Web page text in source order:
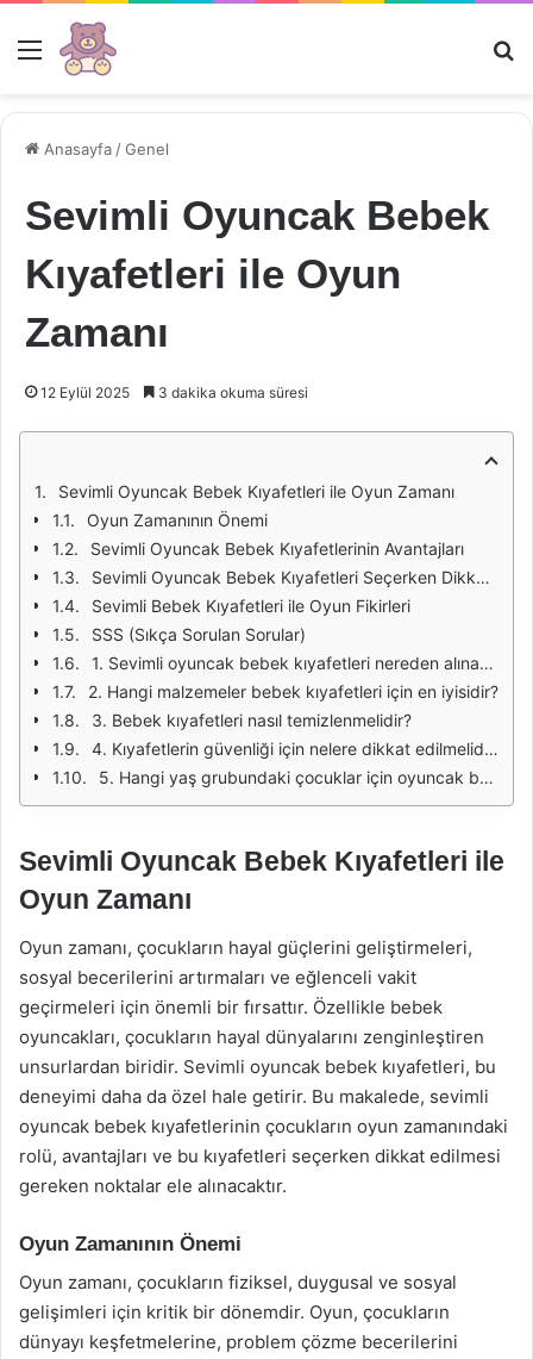
Menü
Anasayfa /Genel
Sevimli Oyuncak Bebek
Kıyafetleri ile Oyun
Zamanı
12 Eylül 2025 3 dakika okuma süresi
Sevimli Oyuncak Bebek Kıyafetleri ile Oyun Zamanı
Oyun Zamanının Önemi
Sevimli Oyuncak Bebek Kıyafetlerinin Avantajları
Sevimli Oyuncak Bebek Kıyafetleri Seçerken Dikkat Edilmesi Gerekenler
Sevimli Bebek Kıyafetleri ile Oyun Fikirleri
SSS (Sıkça Sorulan Sorular)
1. Sevimli oyuncak bebek kıyafetleri nereden alınabilir?
2. Hangi malzemeler bebek kıyafetleri için en iyisidir?
3. Bebek kıyafetleri nasıl temizlenmelidir?
4. Kıyafetlerin güvenliği için nelere dikkat edilmelidir?
5. Hangi yaş grubundaki çocuklar için oyuncak bebek kıyafetleri uygundur?
Sevimli Oyuncak Bebek Kıyafetleri ile
Oyun Zamanı
Oyun zamanı, çocukların hayal güçlerini geliştirmeleri,
sosyal becerilerini artırmaları ve eğlenceli vakit
geçirmeleri için önemli bir fırsattır. Özellikle bebek
oyuncakları, çocukların hayal dünyalarını zenginleştiren
unsurlardan biridir. Sevimli oyuncak bebek kıyafetleri, bu
deneyimi daha da özel hale getirir. Bu makalede, sevimli
oyuncak bebek kıyafetlerinin çocukların oyun zamanındaki
rolü, avantajları ve bu kıyafetleri seçerken dikkat edilmesi
gereken noktalar ele alınacaktır.
Oyun Zamanının Önemi
Oyun zamanı, çocukların fiziksel, duygusal ve sosyal
gelişimleri için kritik bir dönemdir. Oyun, çocukların
dünyayı keşfetmelerine, problem çözme becerilerini